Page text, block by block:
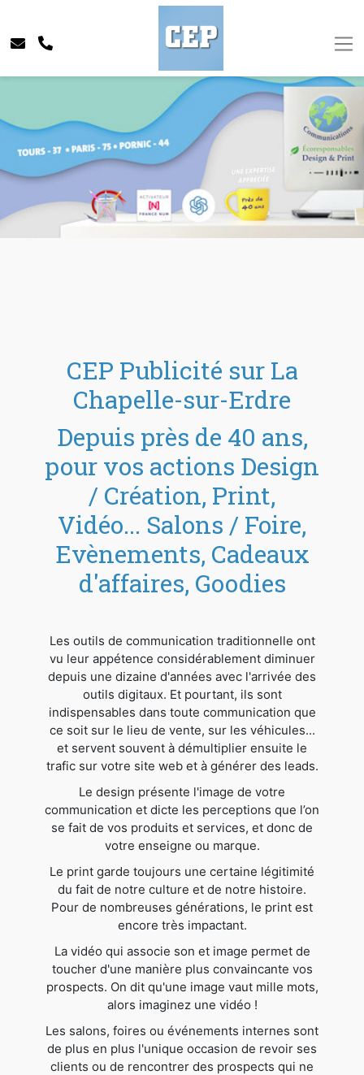
CEP Publicité sur La
Chapelle-sur-Erdre
Depuis près de 40 ans,
pour vos actions Design
/ Création, Print,
Vidéo... Salons / Foire,
Evènements, Cadeaux
d'affaires, Goodies
Les outils de communication traditionnelle ont
vu leur appétence considérablement diminuer
depuis une dizaine d'années avec l'arrivée des
outils digitaux. Et pourtant, ils sont
indispensables dans toute communication que
ce soit sur le lieu de vente, sur les véhicules...
et servent souvent à démultiplier ensuite le
trafic sur votre site web et à générer des leads.
Le design présente l'image de votre
communication et dicte les perceptions que l’on
se fait de vos produits et services, et donc de
votre enseigne ou marque.
Le print garde toujours une certaine légitimité
du fait de notre culture et de notre histoire.
Pour de nombreuses générations, le print est
encore très impactant.
La vidéo qui associe son et image permet de
toucher d'une manière plus convaincante vos
prospects. On dit qu'une image vaut mille mots,
alors imaginez une vidéo !
Les salons, foires ou événements internes sont
de plus en plus l'unique occasion de revoir ses
clients ou de rencontrer des prospects qui ne